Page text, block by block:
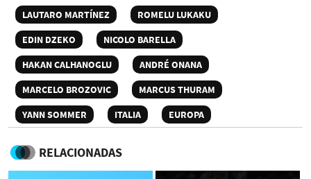
LAUTARO MARTÍNEZ
ROMELU LUKAKU
EDIN DZEKO
NICOLO BARELLA
HAKAN CALHANOGLU
ANDRÉ ONANA
MARCELO BROZOVIC
MARCUS THURAM
YANN SOMMER
ITALIA EUROPA
RELACIONADAS